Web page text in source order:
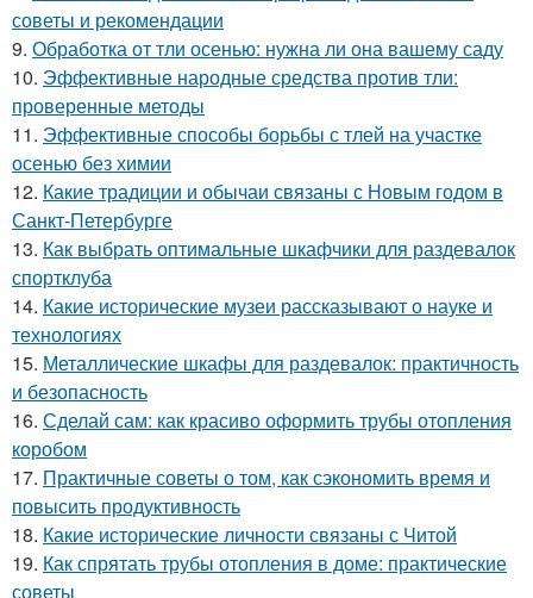
советы и рекомендации
9. Обработка от тли осенью: нужна ли она вашему саду
10. Эффективные народные средства против тли:
проверенные методы
11. Эффективные способы борьбы с тлей на участке
осенью без химии
12. Какие традиции и обычаи связаны с Новым годом в
Санкт-Петербурге
13. Как выбрать оптимальные шкафчики для раздевалок
спортклуба
14. Какие исторические музеи рассказывают о науке и
технологиях
15. Металлические шкафы для раздевалок: практичность
и безопасность
16. Сделай сам: как красиво оформить трубы отопления
коробом
17. Практичные советы о том, как сэкономить время и
повысить продуктивность
18. Какие исторические личности связаны с Читой
19. Как спрятать трубы отопления в доме: практические
советы